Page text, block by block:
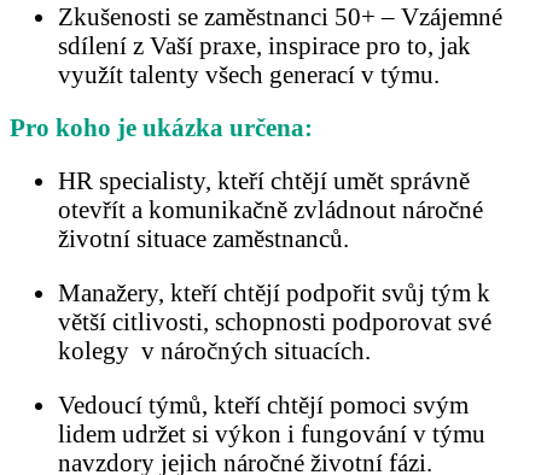
Zkušenosti se zaměstnanci 50+ – Vzájemné
sdílení z Vaší praxe, inspirace pro to, jak
využít talenty všech generací v týmu.
Pro koho je ukázka určena:
HR specialisty, kteří chtějí umět správně
otevřít a komunikačně zvládnout náročné
životní situace zaměstnanců.
Manažery, kteří chtějí podpořit svůj tým k
větší citlivosti, schopnosti podporovat své
kolegy v náročných situacích.
Vedoucí týmů, kteří chtějí pomoci svým
lidem udržet si výkon i fungování v týmu
navzdory jejich náročné životní fázi.